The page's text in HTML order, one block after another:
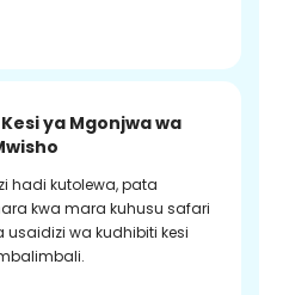
ya Mgonjwa wa
hadi kutolewa, pata
kwa mara kuhusu safari
wa kudhibiti kesi